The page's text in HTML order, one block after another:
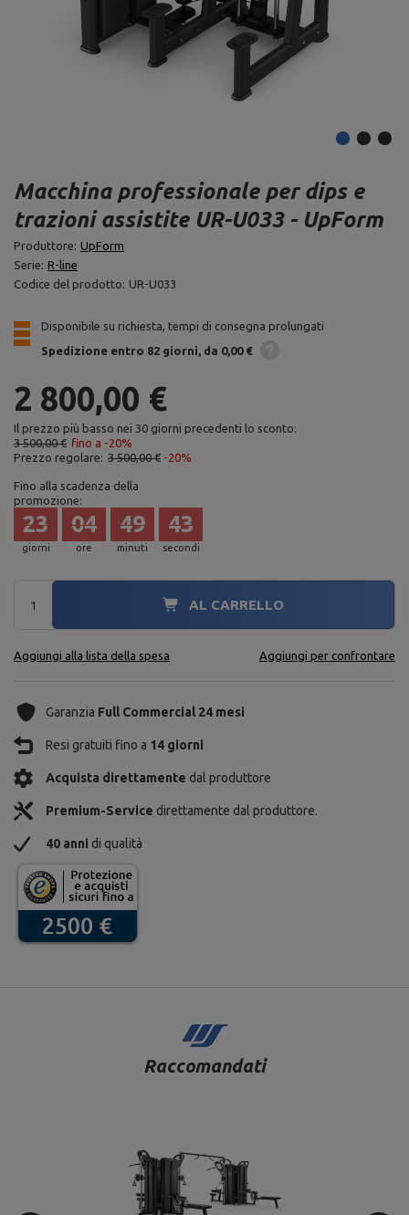
Macchina professionale per dips e
trazioni assistite UR-U033 - UpForm
Produttore: UpForm
Serie: R-line
Codice del prodotto: UR-U033
Disponibile su richiesta, tempi di consegna prolungati
Spedizione entro 82 giorni da 0,00 €
2 800,00 €
Il prezzo più basso nei 30 giorni precedenti lo sconto:
3 500,00 € fino a -20%
Prezzo regolare: 3 500,00 € -20%
Fino alla scadenza della
promozione:
giorni
23
ore
04
minuti
49
secondi
41
AL CARRELLO
Aggiungi alla lista della spesa Aggiungi per confrontare
Garanzia Full Commercial 24 mesi
Resi gratuiti fino a 14 giorni
Acquista direttamente dal produttore
Premium-Service direttamente dal produttore.
40 anni di qualità
Raccomandati